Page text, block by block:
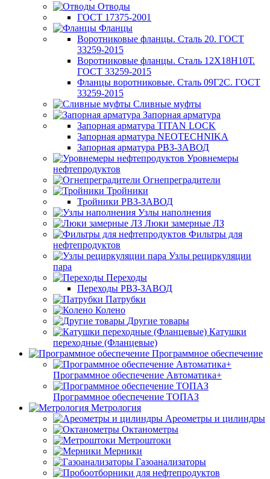
Отводы
ГОСТ 17375-2001
Фланцы
Воротниковые фланцы. Сталь 20. ГОСТ
33259-2015
Воротниковые фланцы. Сталь 12Х18Н10Т.
ГОСТ 33259-2015
Фланцы воротниковые. Сталь 09Г2С. ГОСТ
33259-2015
Сливные муфты
Запорная арматура
Запорная арматура TITAN LOCK
Запорная арматура NEOTECHNIKA
Запорная арматура РВЗ-ЗАВОД
Уровнемеры
нефтепродуктов
Огнепреградители
Тройники
Тройники РВЗ-ЗАВОД
Узлы наполнения
Люки замерные ЛЗ
Фильтры для
нефтепродуктов
Узлы рециркуляции
пара
Переходы
Переходы РВЗ-ЗАВОД
Патрубки
Колено
Другие товары
Катушки
переходные (Фланцевые)
Программное обеспечение
Программное обеспечение Автоматика+
Программное обеспечение ТОПАЗ
Метрология
Ареометры и цилиндры
Октанометры
Метроштоки
Мерники
Газоанализаторы